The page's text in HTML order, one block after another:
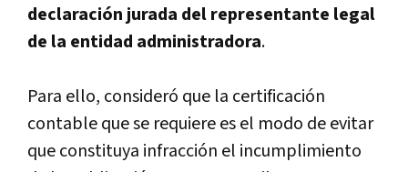
declaración jurada del representante legal
de la entidad administradora.
Para ello, consideró que la certificación
contable que se requiere es el modo de evitar
que constituya infracción el incumplimiento